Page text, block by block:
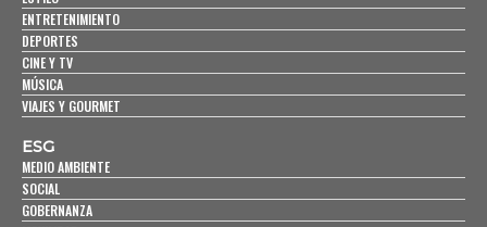
ENTRETENIMIENTO
DEPORTES
CINE Y TV
MÚSICA
VIAJES Y GOURMET
ESG
MEDIO AMBIENTE
SOCIAL
GOBERNANZA